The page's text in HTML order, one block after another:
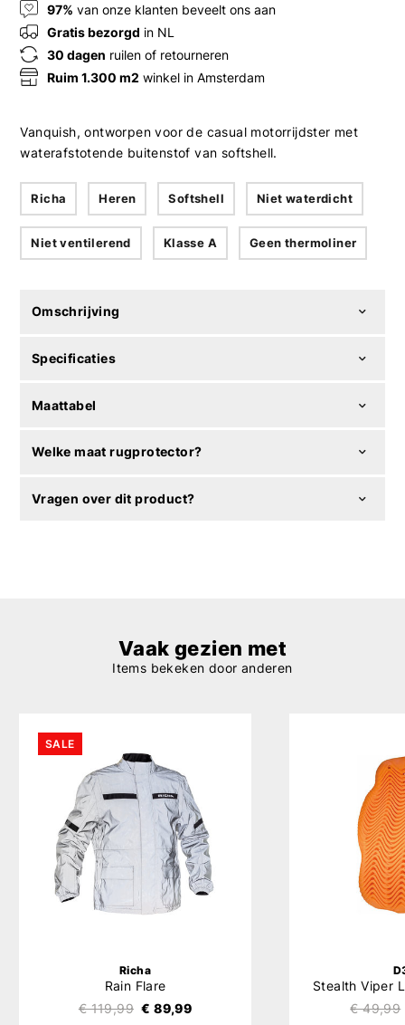
97% van onze klanten beveelt ons aan
Gratis bezorgd in NL
30 dagen ruilen of retourneren
Ruim 1.300 m2 winkel in Amsterdam
Vanquish, ontworpen voor de casual motorrijdster met
waterafstotende buitenstof van softshell.
Richa Heren Softshell Niet waterdicht
Niet ventilerend Klasse A Geen thermoliner
Omschrijving
Specificaties
Maattabel
Welke maat rugprotector?
Vragen over dit product?
Vaak gezien met
Items bekeken door anderen
SALE
Richa
Rain Flare
€ 119,99 € 89,99 € 49,99